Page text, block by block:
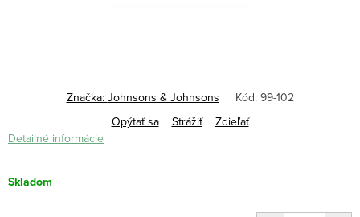
Detailné informácie
Skladom
Značka: Johnsons & Johnsons Kód: 99-102
Opýtať sa
Strážiť Zdieľať